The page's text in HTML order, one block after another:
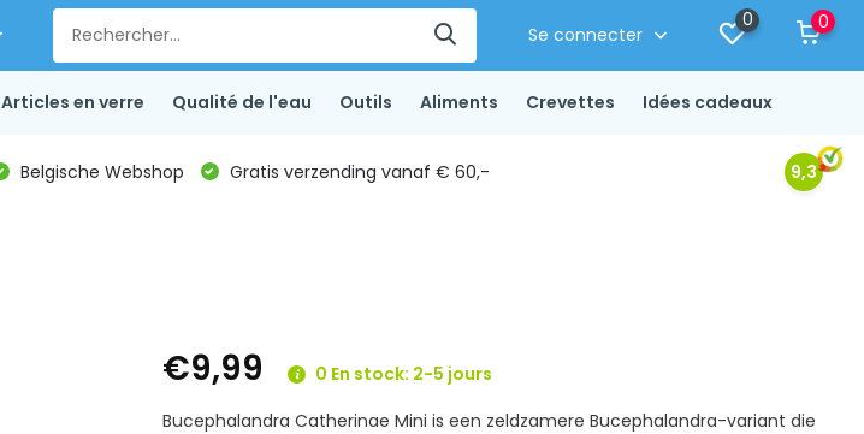
Se connecter
0 0
Articles en verre Qualité de l'eau Outils Aliments Crevettes Idées cadeaux
Belgische Webshop Gratis verzending vanaf € 60,- 9,3
€9,99
0 En stock: 2-5 jours
Bucephalandra Catherinae Mini is een zeldzamere Bucephalandra-variant die